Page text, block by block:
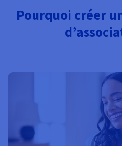
Tarifs
Disponibilités par régions
Roadmap & Changelog
Roadmap & Changelog
Pourquoi créer